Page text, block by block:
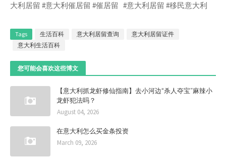
大利居留 #意大利催居留 #催居留 #意大利居留 #移民意大利
Tags 生活百科 意大利居留查询
意大利居留证件
意大利生活百科
您可能会喜欢这些博文
【意大利抓龙虾修仙指南】去小河边“杀人夺宝”麻辣小
龙虾犯法吗？
August 04, 2026
在意大利怎么买金条投资
March 09, 2026